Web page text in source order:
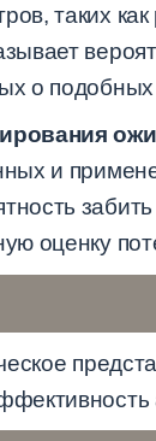
таких
о подобных
и
оценку